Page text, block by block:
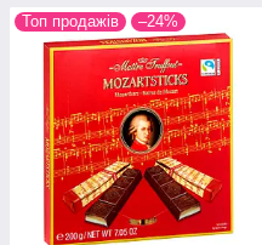
Топ продажів –24%